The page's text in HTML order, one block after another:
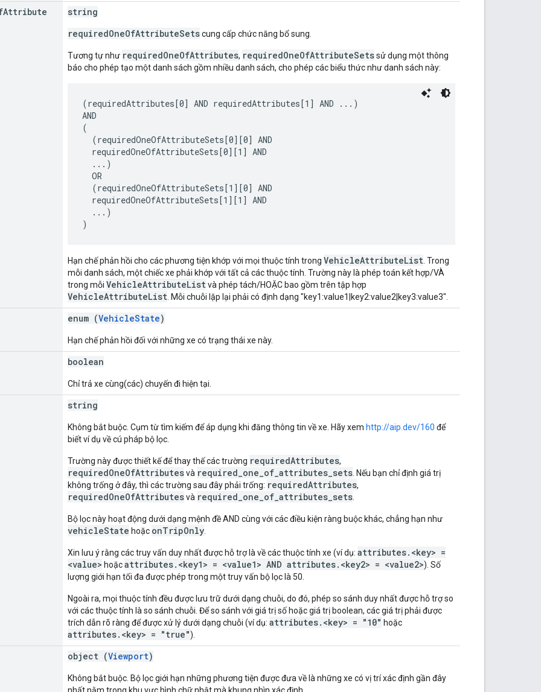
Attribute
string
requiredOneOfAttributeSetscung cấp chức năng bổ sung.
Tương tự như requiredOneOfAttributes, requiredOneOfAttributeSetssử dụng một thông
báo cho phép tạo một danh sách gồm nhiều danh sách, cho phép các biểu thức như danh sách này:
(requiredAttributes[0] AND requiredAttributes[1] AND ...)
AND
(
  (requiredOneOfAttributeSets[0][0] AND
  requiredOneOfAttributeSets[0][1] AND
  ...)
  OR
  (requiredOneOfAttributeSets[1][0] AND
  requiredOneOfAttributeSets[1][1] AND
  ...)
Hạn chế phản hồi cho các phương tiện khớp với mọi thuộc tính trong VehicleAttributeList . Trong
mỗi danh sách, một chiếc xe phải khớp với tất cả các thuộc tính. Trường này là phép toán kết hợp/VÀ
trong mỗi VehicleAttributeListvà phép tách/HOẶC bao gồm trên tập hợp
VehicleAttributeList . Mỗi chuỗi lặp lại phải có định dạng "key1:value1|key2:value2|key3:value3".
enum (VehicleState)
Hạn chế phản hồi đối với những xe có trạng thái xe này.
boolean
Chỉ trả xe cùng(các) chuyến đi hiện tại.
string
Không bắt buộc. Cụm từ tìm kiếm để áp dụng khi đăng thông tin về xe. Hãy xem http://aip.dev/160 để
biết ví dụ về cú pháp bộ lọc.
Trường này được thiết kế để thay thế các trường requiredAttributes,
requiredOneOfAttributesvà required_one_of_attributes_sets . Nếu bạn chỉ định giá trị
không trống ở đây, thì các trường sau đây phải trống: requiredAttributes,
requiredOneOfAttributesvà required_one_of_attributes_sets
Bộ lọc này hoạt động dưới dạng mệnh đề AND cùng với các điều kiện ràng buộc khác, chẳng hạn như
vehicleState hoặc onTripOnly
Xin lưu ý rằng các truy vấn duy nhất được hỗ trợ là về các thuộc tính xe (ví dụ: attributes.<key> =
<value> hoặcattributes.<key1> = <value1> AND attributes.<key2> = <value2>). Số
lượng giới hạn tối đa được phép trong một truy vấn bộ lọc là 50.
Ngoài ra, mọi thuộc tính đều được lưu trữ dưới dạng chuỗi, do đó, phép so sánh duy nhất được hỗ trợ so
với các thuộc tính là so sánh chuỗi. Để so sánh với giá trị số hoặc giá trị boolean, các giá trị phải được
trích dẫn rõ ràng để được xử lý dưới dạng chuỗi (ví dụ: attributes.<key> = "10" hoặc
attributes.<key> = "true").
object (Viewport)
Không bắt buộc. Bộ lọc giới hạn những phương tiện được đưa về là những xe có vị trí xác định gần đây